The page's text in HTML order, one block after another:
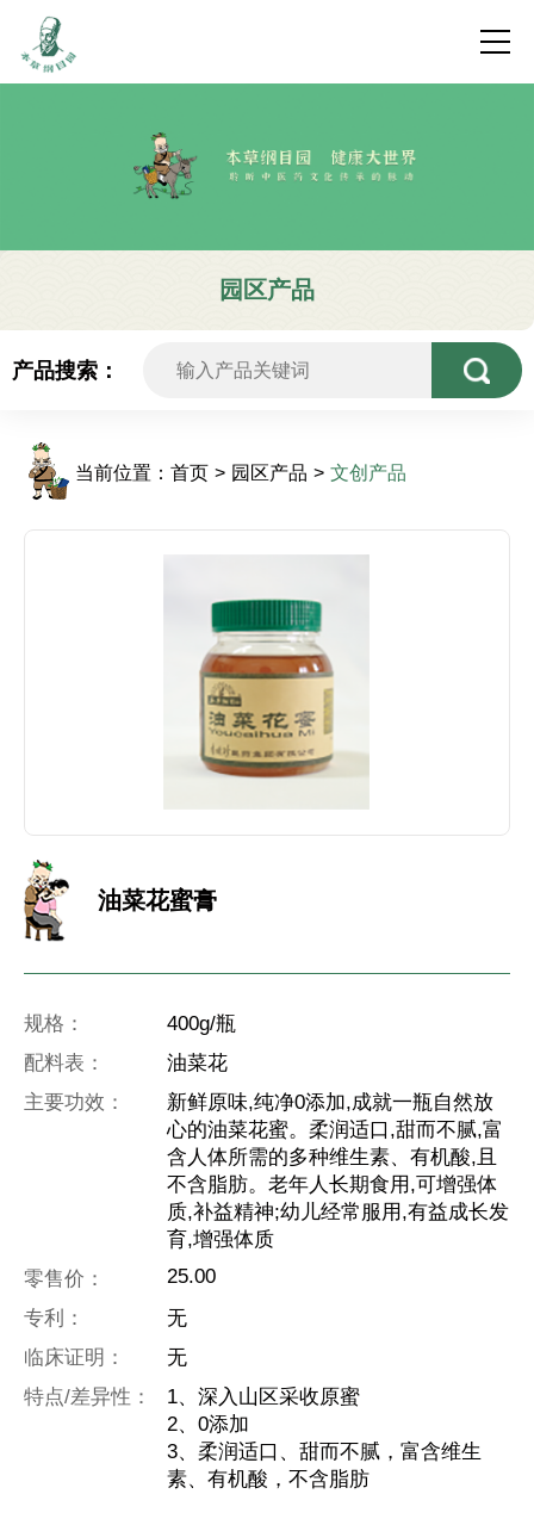
园区产品
产品搜索：
当前位置： 首页 > 园区产品 > 文创产品
油菜花蜜膏
规格：
400g/瓶
配料表：
油菜花
主要功效：
新鲜原味,纯净0添加,成就一瓶自然放
心的油菜花蜜。柔润适口,甜而不腻,富
含人体所需的多种维生素、有机酸,且
不含脂肪。老年人长期食用,可增强体
质,补益精神;幼儿经常服用,有益成长发
育,增强体质
零售价：
25.00
专利：
无
临床证明：
无
特点/差异性：
1、深入山区采收原蜜
2、0添加
3、柔润适口、甜而不腻，富含维生
素、有机酸，不含脂肪